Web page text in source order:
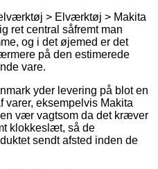
> Elværktøj > Makita
ret central såfremt man
og i det øjemed er det
på den estimerede
vare.
yder levering på blot en
varer, eksempelvis Makita
vær vagtsom da det kræver
klokkeslæt, så de
sendt afsted inden de